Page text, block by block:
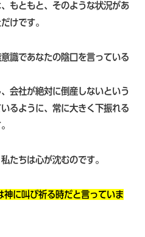
もともと、そのような状況があ
けです。
識であなたの陰口を言っている
会社が絶対に倒産しないという
るように、常に大きく下振れる
たちは心が沈むのです。
に叫び祈る時だと言っていま